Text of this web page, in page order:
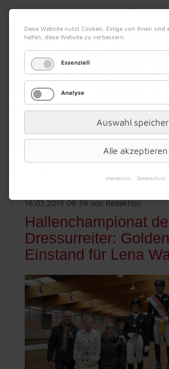
09. August 2026 Impressum|Kontakt
Werbung
16.03.2015 09:59von Redaktion
Hallenchampionat
Dressurreiter:
Einstand für Lena
Diese Website nutzt Cookies. Einige von ihnen sind
helfen, diese Website zu verbessern.
Essenziell
Analyse
Auswahl
Alle akzeptieren
Impressum Datenschutz